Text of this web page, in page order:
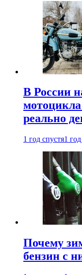
В России
мотоцикла
реально
1 год спустя1
Почему
бензин с